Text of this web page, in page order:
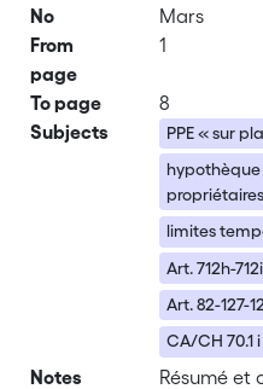
No
Mars
From
page
1
To page
8
Subjects
PPE « sur
limites
Art. 712h-
Art. 82-127-
CA/CH 70.1 i
Notes
Résumé et